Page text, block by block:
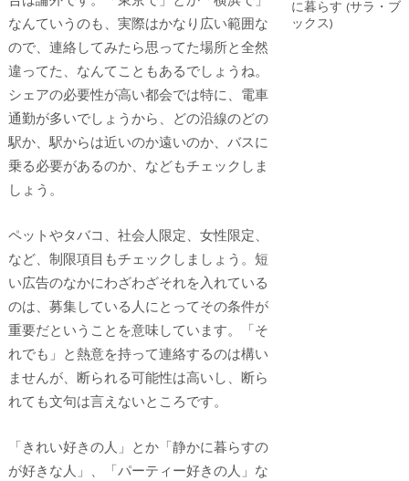
なんていうのも、実際はかなり広い範囲な
ので、連絡してみたら思ってた場所と全然
違ってた、なんてこともあるでしょうね。
シェアの必要性が高い都会では特に、電車
通勤が多いでしょうから、どの沿線のどの
駅か、駅からは近いのか遠いのか、バスに
乗る必要があるのか、などもチェックしま
しょう。
ペットやタバコ、社会人限定、女性限定、
など、制限項目もチェックしましょう。短
い広告のなかにわざわざそれを入れている
のは、募集している人にとってその条件が
重要だということを意味しています。「そ
れでも」と熱意を持って連絡するのは構い
ませんが、断られる可能性は高いし、断ら
れても文句は言えないところです。
「きれい好きの人」とか「静かに暮らすの
が好きな人」、「パーティー好きの人」な